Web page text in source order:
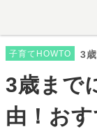
子育てHOWTO 3
3歳まで
由！お